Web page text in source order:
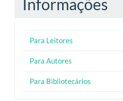
Informações
Para Leitores
Para Autores
Para Bibliotecários